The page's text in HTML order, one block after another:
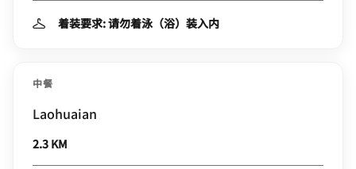
着装要求: 请勿着泳（浴）装入内
中餐
Laohuaian
2.3 KM